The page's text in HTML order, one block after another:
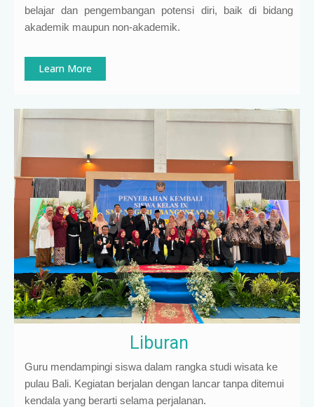
belajar dan pengembangan potensi diri, baik di bidang
akademik maupun non-akademik.
Learn More
Liburan
Guru mendampingi siswa dalam rangka studi wisata ke
pulau Bali. Kegiatan berjalan dengan lancar tanpa ditemui
kendala yang berarti selama perjalanan.